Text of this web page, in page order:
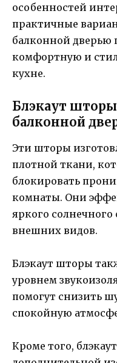
особенностей
практичные
балконной дверью
комфортную и
кухне.
Блэкаут
балконной
Эти шторы
плотной ткани,
блокировать
комнаты. Они
яркого
внешних видов.
Блэкаут шторы
уровнем
помогут снизить
спокойную
Кроме того,